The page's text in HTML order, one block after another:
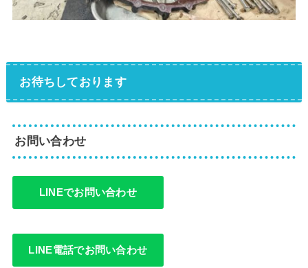
お待ちしております
お問い合わせ
LINEでお問い合わせ
LINE電話でお問い合わせ